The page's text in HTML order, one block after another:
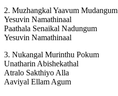
2. Muzhangkal Yaavum Mudangum
Yesuvin Namathinaal
Paathala Senaikal Nadungum
Yesuvin Namathinaal
3. Nukangal Murinthu Pokum
Unatharin Abishekathal
Atralo Sakthiyo Alla
Aaviyal Ellam Agum